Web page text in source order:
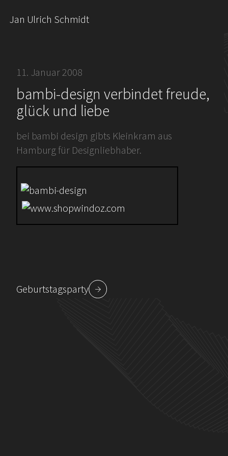
Jan Ulrich Schmidt
11. Januar 2008
bambi-design verbindet freude,
glück und liebe
bei bambi design gibts Kleinkram aus
Hamburg für Designliebhaber.
Beitragsnavigation
Geburtstagsparty